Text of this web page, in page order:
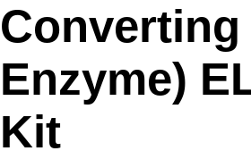
Converting
Enzyme)
Kit